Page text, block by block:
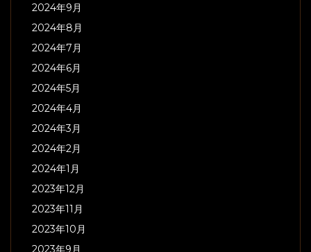
2024年9月
2024年8月
2024年7月
2024年6月
2024年5月
2024年4月
2024年3月
2024年2月
2024年1月
2023年12月
2023年11月
2023年10月
2023年9月